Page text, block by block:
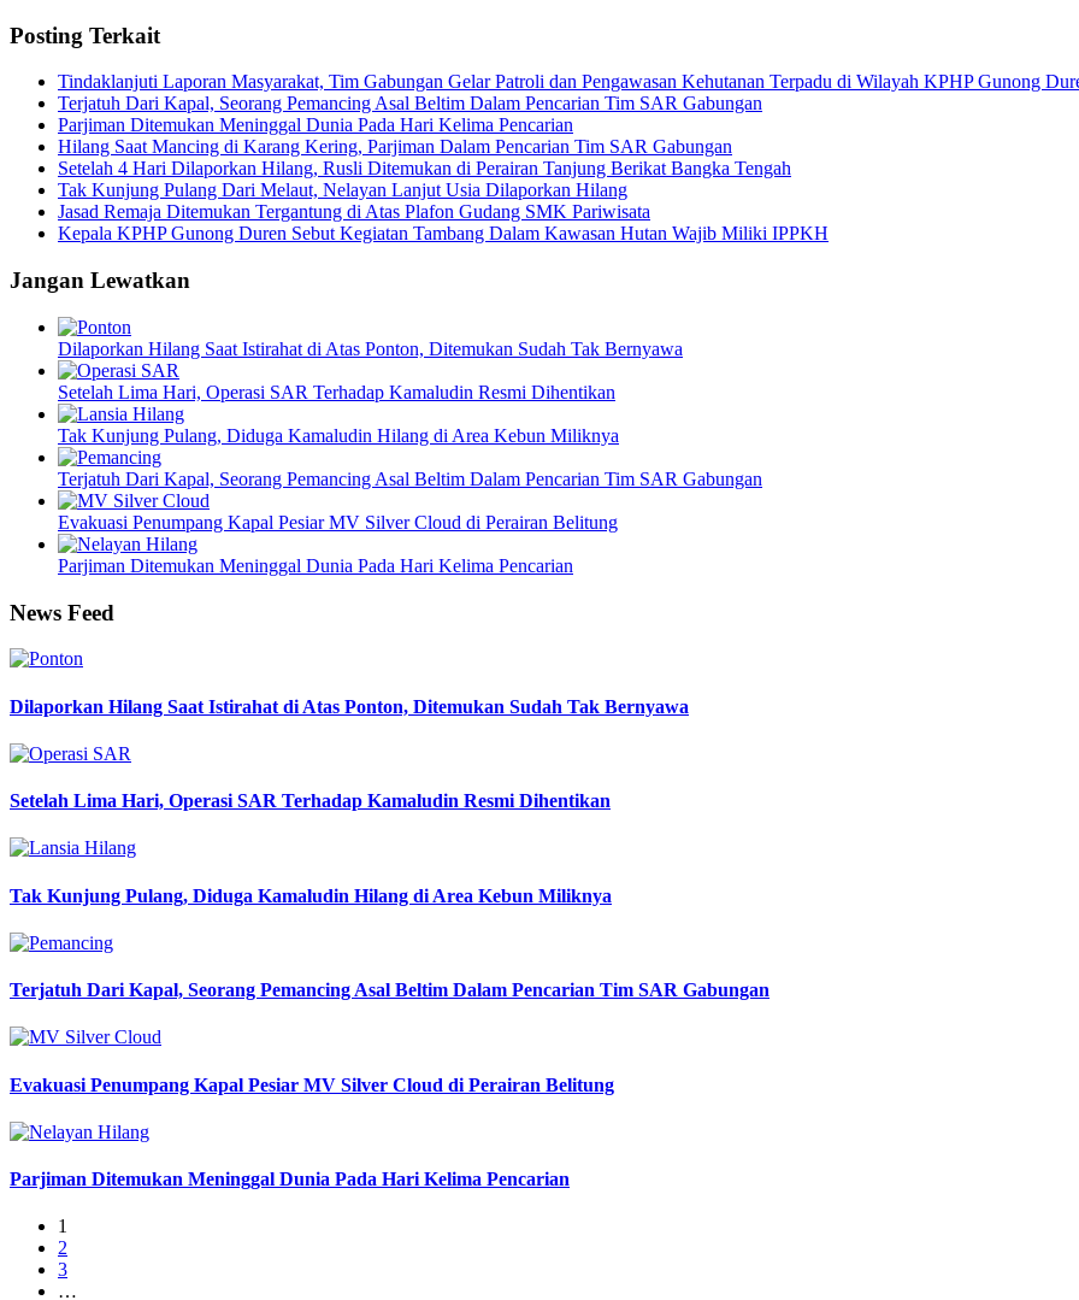
Posting Terkait
Tindaklanjuti Laporan Masyarakat, Tim Gabungan Gelar Patroli dan Pengawasan Kehutanan Terpadu di Wilayah KPHP Gunong
Terjatuh Dari Kapal, Seorang Pemancing Asal Beltim Dalam Pencarian Tim SAR Gabungan
Parjiman Ditemukan Meninggal Dunia Pada Hari Kelima Pencarian
Hilang Saat Mancing di Karang Kering, Parjiman Dalam Pencarian Tim SAR Gabungan
Setelah 4 Hari Dilaporkan Hilang, Rusli Ditemukan di Perairan Tanjung Berikat Bangka Tengah
Tak Kunjung Pulang Dari Melaut, Nelayan Lanjut Usia Dilaporkan Hilang
Jasad Remaja Ditemukan Tergantung di Atas Plafon Gudang SMK Pariwisata
Kepala KPHP Gunong Duren Sebut Kegiatan Tambang Dalam Kawasan Hutan Wajib Miliki IPPKH
Jangan Lewatkan
Dilaporkan Hilang Saat Istirahat di Atas Ponton, Ditemukan Sudah Tak Bernyawa
Setelah Lima Hari, Operasi SAR Terhadap Kamaludin Resmi Dihentikan
Tak Kunjung Pulang, Diduga Kamaludin Hilang di Area Kebun Miliknya
Terjatuh Dari Kapal, Seorang Pemancing Asal Beltim Dalam Pencarian Tim SAR Gabungan
Evakuasi Penumpang Kapal Pesiar MV Silver Cloud di Perairan Belitung
Parjiman Ditemukan Meninggal Dunia Pada Hari Kelima Pencarian
News Feed
Dilaporkan Hilang Saat Istirahat di Atas Ponton, Ditemukan Sudah Tak Bernyawa
Setelah Lima Hari, Operasi SAR Terhadap Kamaludin Resmi Dihentikan
Tak Kunjung Pulang, Diduga Kamaludin Hilang di Area Kebun Miliknya
Terjatuh Dari Kapal, Seorang Pemancing Asal Beltim Dalam Pencarian Tim SAR Gabungan
Evakuasi Penumpang Kapal Pesiar MV Silver Cloud di Perairan Belitung
Parjiman Ditemukan Meninggal Dunia Pada Hari Kelima Pencarian
1
2
3
…